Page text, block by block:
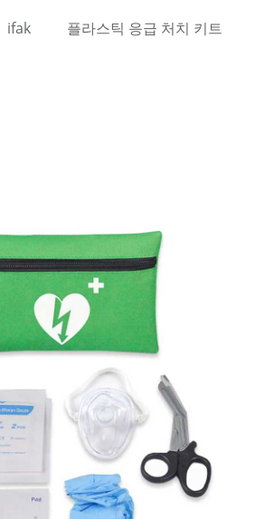
ifak 플라스틱 응급 처치 키트